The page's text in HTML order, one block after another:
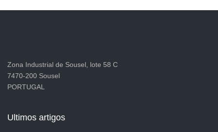
Zona Industrial de Sousel, lote 58 C
7470-200 Sousel
PORTUGAL
Ultimos artigos